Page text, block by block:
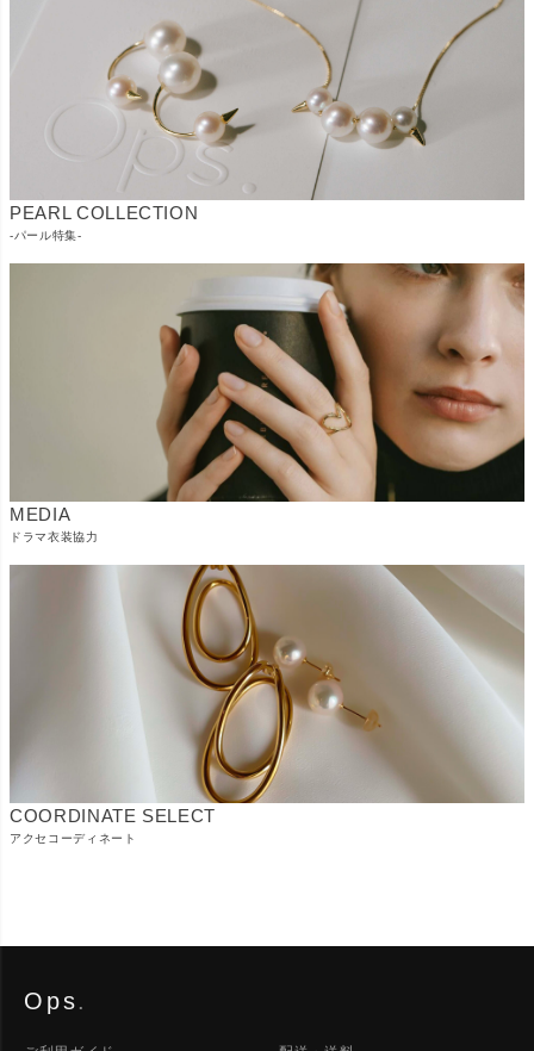
PEARL COLLECTION
-パール特集-
MEDIA
ドラマ衣装協力
COORDINATE SELECT
アクセコーディネート
Ops.